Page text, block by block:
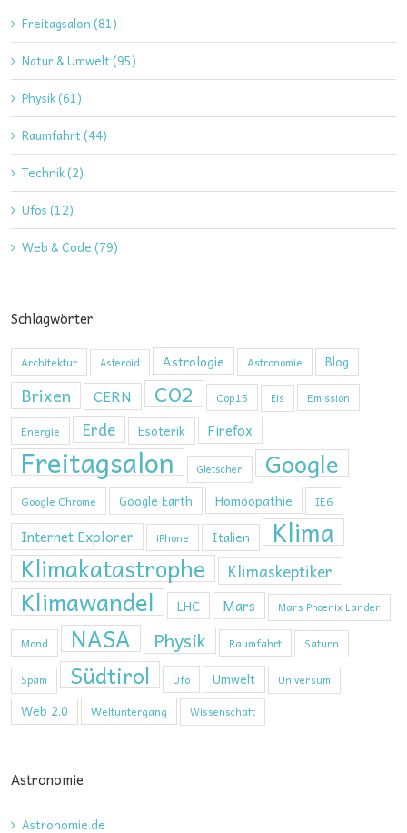
Freitagsalon (81)
Natur & Umwelt (95)
Physik (61)
Raumfahrt (44)
Technik (2)
Ufos (12)
Web & Code (79)
Schlagwörter
Architektur Asteroid Astrologie Astronomie Blog
Brixen CERN CO2 Cop15 Eis
Emission
Energie
Erde Esoterik Firefox
Freitagsalon Gletscher Google
Google Chrome Google Earth Homöopathie IE6
Internet Explorer iPhone Italien Klima
Klimakatastrophe Klimaskeptiker
Klimawandel LHC Mars Mars Phoenix Lander
Mond NASA Physik Raumfahrt Saturn
Spam Südtirol Ufo Umwelt Universum
Web 2.0 Weltuntergang Wissenschaft
Astronomie
Astronomie.de